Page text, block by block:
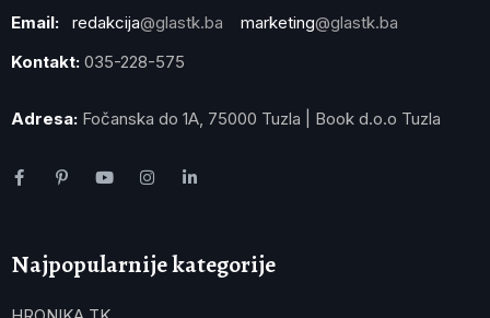
Email: redakcija@glastk.ba marketing@glastk.ba
Kontakt: 035-228-575
Adresa: Fočanska do 1A, 75000 Tuzla | Book d.o.o Tuzla
Najpopularnije kategorije